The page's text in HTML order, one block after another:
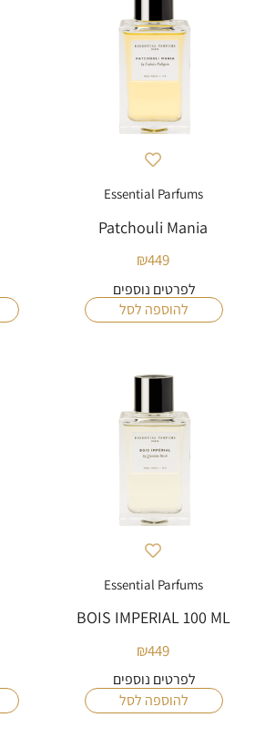
Essential Parfums
Patchouli Mania
₪449
לפרטים נוספים
להוספה לסל
Essential Parfums
BOIS IMPERIAL 100 ML
₪449
לפרטים נוספים
להוספה לסל